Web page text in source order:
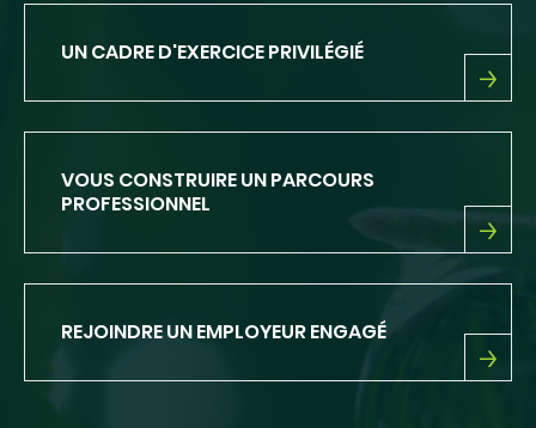
D'INRAE
UN CADRE D'EXERCICE PRIVILÉGIÉ
UN
VOUS CONSTRUIRE UN PARCOURS
PROFESSIONNEL
VOUS
PROFESSIONNEL
REJOINDRE UN EMPLOYEUR ENGAGÉ
REJOINDRE